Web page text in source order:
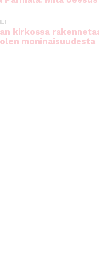
kirkossa
moninaisuudesta